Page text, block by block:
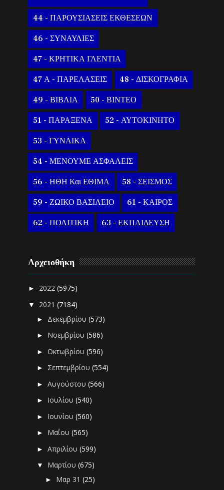
44 - ΠΑΡΟΥΣΙΑΣΕΙΣ ΕΚΘΕΣΕΩΝ
46 - ΣΥΝΑΥΛΙΕΣ
47 - ΚΡΗΤΙΚΑ ΓΛΕΝΤΙΑ
47 Α - ΠΑΡΕΛΑΣΕΙΣ 48 - ΔΙΣΚΟΓΡΑΦΙΑ
49 - ΒΙΒΛΙΑ 50 - ΒΙΝΤΕΟ
51 - ΠΑΡΑΞΕΝΑ 52 - ΑΥΤΟΚΙΝΗΤΟ
53 - ΓΥΝΑΙΚΑ
54 - ΜΕΝΟΥΜΕ ΑΣΦΑΛΕΙΣ
56 - ΗΘΗ Και ΕΘΙΜΑ 58 - ΣΕΙΣΜΟΣ
59 - ΖΩΙΚΟ ΒΑΣΙΛΕΙΟ 61 - ΚΑΙΡΟΣ
62 - ΠΟΛΙΤΙΚΗ 63 - ΕΚΠΑΙΔΕΥΣΗ
Αρχειοθήκη
► 2022(5975)
▼ 2021(7184)
► Δεκεμβρίου(573)
► Νοεμβρίου(586)
►Οκτωβρίου(596)
► Σεπτεμβρίου(554)
►Αυγούστου(566)
► Ιουλίου(540)
► Ιουνίου(560)
► Μαΐου(565)
►Απριλίου(599)
▼ Μαρτίου(675)
► Μαρ 31(25)